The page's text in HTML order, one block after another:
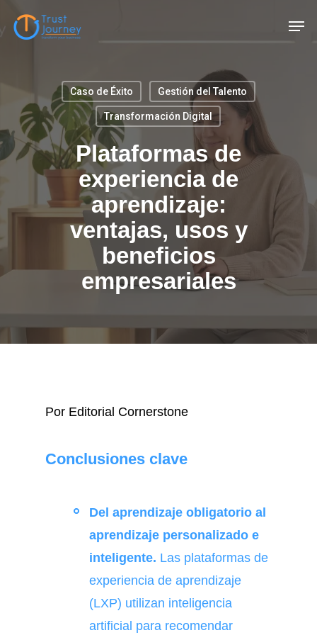
Skip
Caso de Éxito Gestión del Talento
Transformación Digital
Plataformas de
experiencia de
aprendizaje:
ventajas, usos y
beneficios
empresariales
Por Editorial Cornerstone
Conclusiones clave
Del aprendizaje obligatorio al
aprendizaje personalizado e
inteligente. Las plataformas de
experiencia de aprendizaje
(LXP) utilizan inteligencia
artificial para recomendar